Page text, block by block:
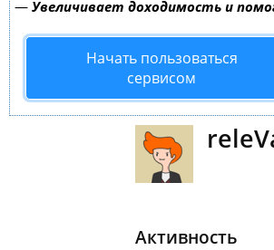
— Увеличивает доходимость и
Начать пользоваться
сервисом
Активность